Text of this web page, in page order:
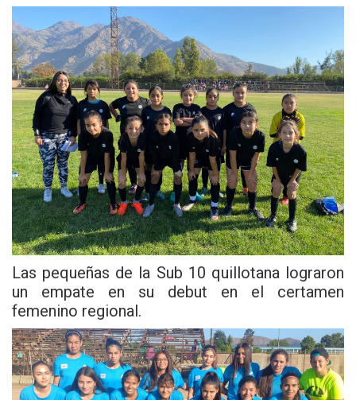
Las pequeñas de la Sub 10 quillotana lograron
un empate en su debut en el certamen
femenino regional.